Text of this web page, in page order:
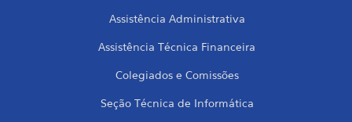
Assistência Administrativa
Assistência Técnica Financeira
Colegiados e Comissões
Seção Técnica de Informática